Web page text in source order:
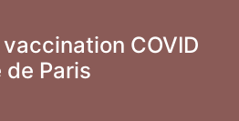
COVID
de Paris